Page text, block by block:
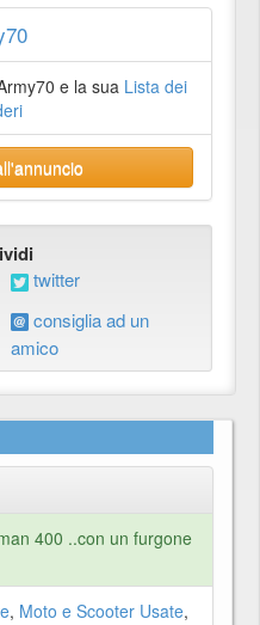
e la sua Lista dei
twitter
consiglia ad un
amico
400 ..con un furgone
, Moto e Scooter Usate,